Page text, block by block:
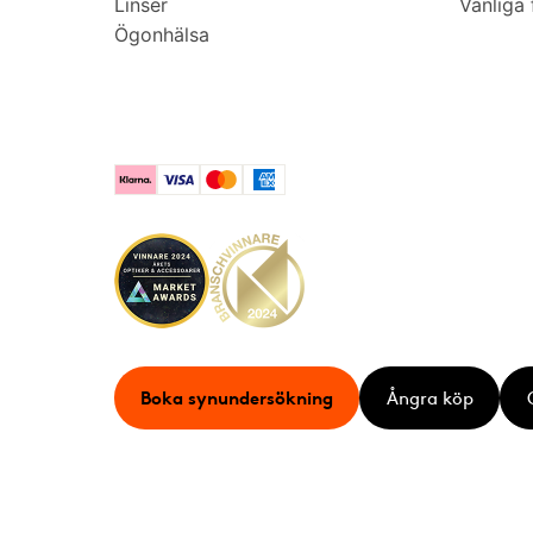
Ögonhälsa
KlarnaVisa MastercardAmerican Express
Boka synundersökning Ångra köp